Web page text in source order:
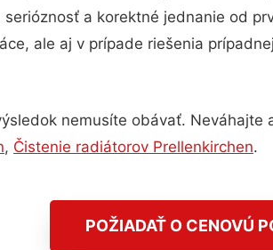
a korektné jednanie od
ale aj v prípade riešenia
nemusíte obávať.
, Čistenie radiátorov Prellenkirchen.
POŽIADAŤ O CENOVÚ